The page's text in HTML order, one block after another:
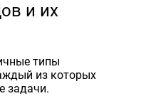
и их
типы
из которых
задачи.